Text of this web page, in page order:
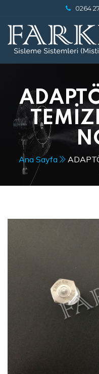
0264
Ana Sayfa